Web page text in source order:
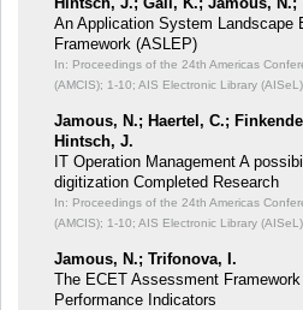
An Application System Landscape
Framework (ASLEP)
In: Proceedings of the 24th Americas
(AMCIS); 1-10; AIS Electronic Library
Jamous, N.; Haertel, C.;
Hintsch, J.
IT Operation Management A
digitization Completed Research
In: Proceedings of the 24th Americas
(AMCIS); 1-10; AIS Electronic Library
Jamous, N.; Trifonova, I.
The ECET Assessment
Performance Indicators